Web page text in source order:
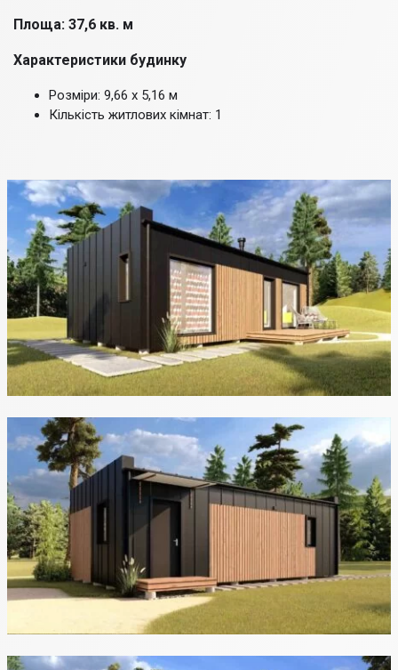
Площа: 37,6 кв. м
Характеристики будинку
Розміри: 9,66 х 5,16 м
Кількість житлових кімнат: 1